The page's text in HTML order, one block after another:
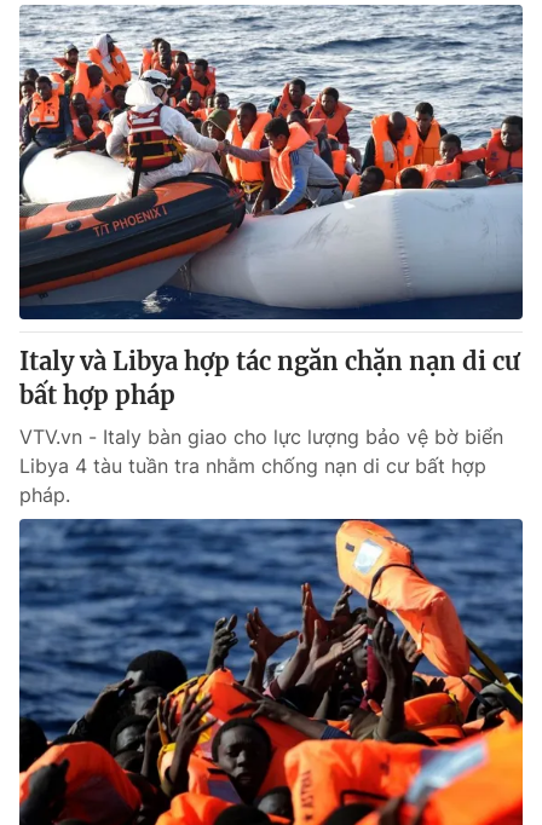
Liên hệ quảng cáo:024-7300.7108
® Cấm sao chép dưới mọi hình thức nếu không có sự chấp
thuận bằng văn bản. Ghi rõ nguồn VTV.vn khi phát hành lại
thông tin từ website này.
Italy và Libya hợp tác ngăn chặn nạn di cư
bất hợp pháp
VTV.vn - Italy bàn giao cho lực lượng bảo vệ bờ biển
Libya 4 tàu tuần tra nhằm chống nạn di cư bất hợp
pháp.